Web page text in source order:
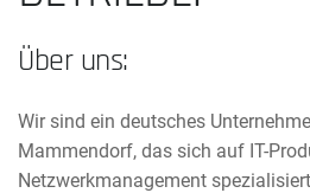
Über uns:
Wir sind ein deutsches
Mammendorf, das sich auf IT-
Netzwerkmanagement